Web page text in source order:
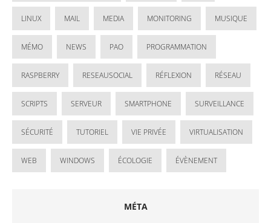
LINUX MAIL MEDIA MONITORING MUSIQUE
MÉMO NEWS PAO PROGRAMMATION
RASPBERRY RESEAUSOCIAL RÉFLEXION RÉSEAU
SCRIPTS SERVEUR SMARTPHONE SURVEILLANCE
SÉCURITÉ TUTORIEL VIE PRIVÉE VIRTUALISATION
WEB WINDOWS ÉCOLOGIE ÉVÈNEMENT
MÉTA